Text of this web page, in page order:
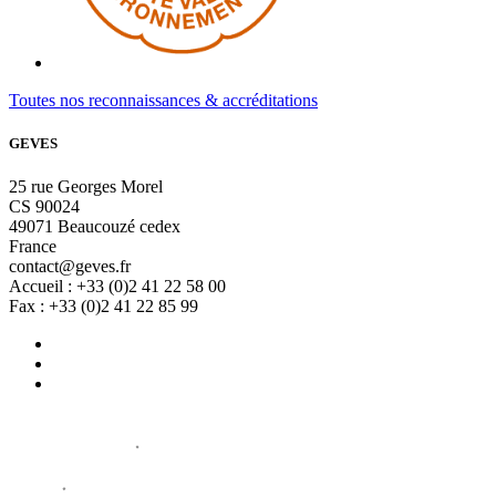
Toutes nos reconnaissances & accréditations
GEVES
25 rue Georges Morel
CS 90024
49071 Beaucouzé cedex
France
contact@geves.fr
Accueil : +33 (0)2 41 22 58 00
Fax : +33 (0)2 41 22 85 99